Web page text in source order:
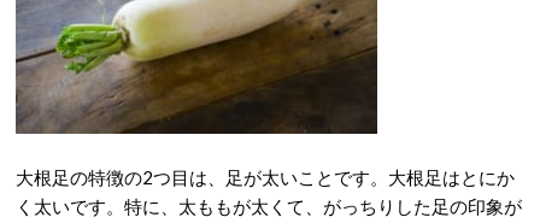
大根足の特徴の2つ目は、足が太いことです。大根足はとにか
く太いです。特に、太ももが太くて、がっちりした足の印象が